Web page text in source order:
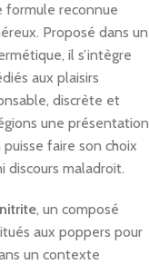
formule reconnue
Proposé dans un
il s’intègre
aux plaisirs
discrète et
une présentation
faire son choix
discours maladroit.
, un composé
aux poppers pour
un contexte